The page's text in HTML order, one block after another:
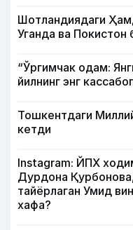
Шотландиядаги
Уганда ва Покистон
“Ўргимчак одам:
йилнинг энг
Тошкентдаги
кетди
Instagram: ЙПХ
Дурдона
тайёрлаган Умид
хафа?